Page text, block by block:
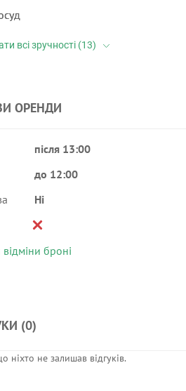
ОРЕНДИ
після 13:00
до 12:00
Ні
броні
(0)
ніхто не залишав відгуків.